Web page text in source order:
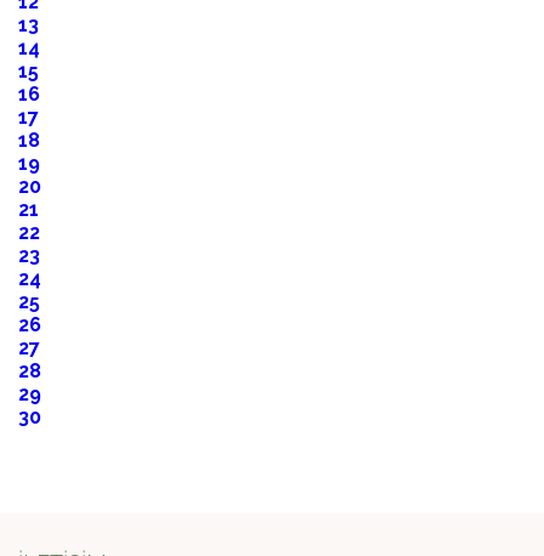
13
14
15
16
17
18
19
20
21
22
23
24
25
26
27
28
29
30